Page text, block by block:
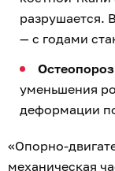
разрушается.
— с годами
уменьшения
деформации
«Опорно-
механическая